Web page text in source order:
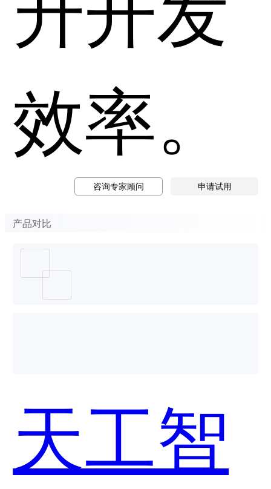
效率。
咨询专家顾问 申请试用
产品对比
天工智